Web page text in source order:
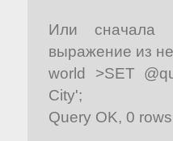
Или сначала
выражение из
world >SET
City';
Query OK, 0